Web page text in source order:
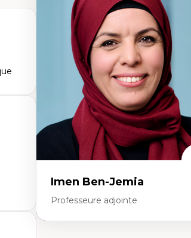
Imen Ben-Jemia
Professeure adjointe